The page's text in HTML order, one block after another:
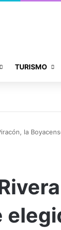
TURISMO
la